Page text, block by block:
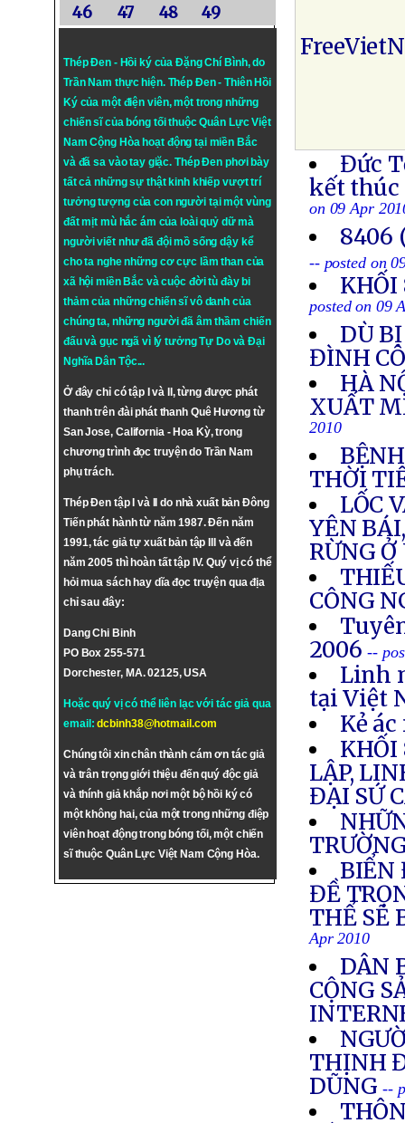
46
47 48 49
Thép Đen - Hồi ký của Đặng Chí Bình, do
Trần Nam thực hiện. Thép Đen- Thiên Hồi
Ký của một điện viên, một trong những
chiến sĩ của bóng tối thuộc Quân Lực Việt
Nam Cộng Hòa hoạt động tại miền Bắc
và đã sa vào tay giặc. Thép Đen phơi bày
tất cả những sự thật kinh khiếp vượt trí
tưởng tượng của con người tại một vùng
đất mịt mù hắc ám của loài quỷ dữ mà
người viết như đã đội mồ sống dậy kể
cho ta nghe những cơ cực lầm than của
xã hội miền Bắc và cuộc đời tù đày bi
thảm của những chiến sĩ vô danh của
chúng ta, những người đã âm thầm chiến
đấu và gục ngã vì lý tưởngTự DovàĐại
Nghĩa Dân Tộc...
Ở đây chỉ có tập I và II, từng được phát
thanh trên đài phát thanh Quê Hương từ
San Jose, California - Hoa Kỳ, trong
chương trình đọc truyện do Trần Nam
phụ trách.
Thép Đen tập I và II do nhà xuất bản Đông
Tiến phát hành từ năm 1987. Đến năm
1991, tác giả tự xuất bản tập III và đến
năm 2005 thì hoàn tất tập IV. Quý vị có thể
hỏi mua sách hay dĩa đọc truyện qua địa
chỉ sau đây:
Dang Chi Binh
PO Box 255-571
Dorchester, MA. 02125, USA
Hoặc quý vị có thể liên lạc với tác giả qua
email:dcbinh38@hotmail.com
Chúng tôi xin chân thành cám ơn tác giả
và trân trọng giới thiệu đến quý độc giả
và thính giả khắp nơi một bộ hồi ký có
một không hai, của một trong những điệp
viên hoạt động trong bóng tối, một chiến
sĩ thuộc Quân Lực Việt Nam Cộng Hòa.
Đức
kết thúc
on 09 Apr
8406
-- posted on
posted on 09
DÙ
ĐÌNH
HÀ
XUẤT
2010
THỜI
LỐC
YÊN
RỪNG
CÔNG
2006 --
Linh
tại Việt
Kẻ
KHỐI
LẬP,
ĐẠI SỨ
BIỂN
ĐỀ
THỂ SẼ
Apr 2010
DÂN
CỘNG
THỊNH
DŨNG --